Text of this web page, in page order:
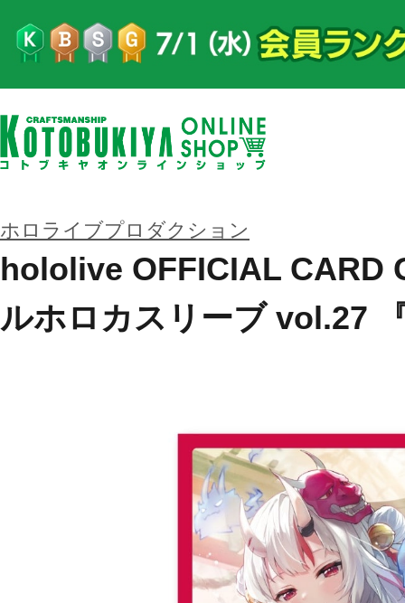
ホロライブプロダクション
hololive OFFICIAL CARD
ルホロカスリーブ vol.27